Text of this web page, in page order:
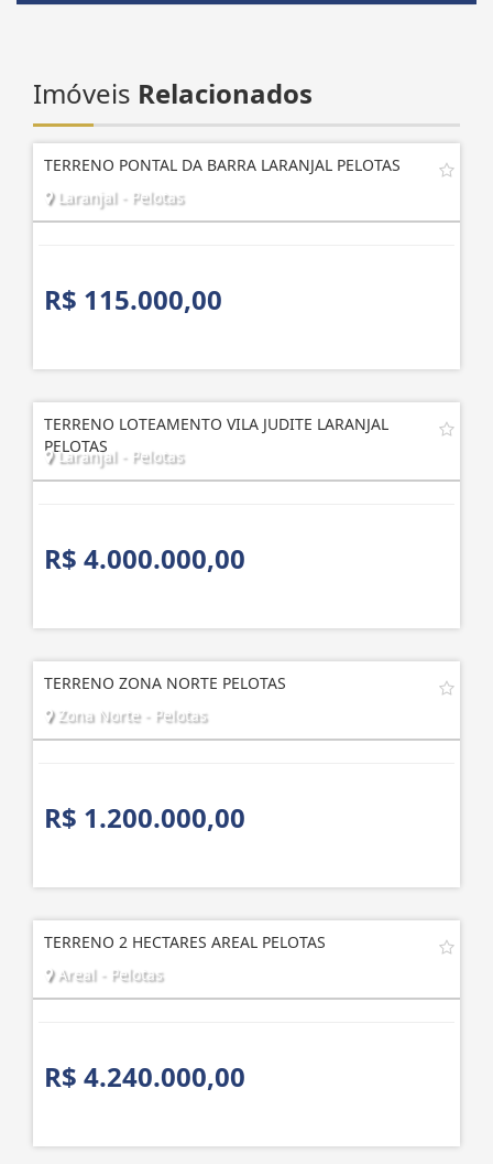
Imóveis Relacionados
TERRENO PONTAL DA BARRA LARANJAL PELOTAS
Laranjal - Pelotas
R$ 115.000,00
TERRENO LOTEAMENTO VILA JUDITE LARANJAL
PELOTAS
Laranjal - Pelotas
R$ 4.000.000,00
TERRENO ZONA NORTE PELOTAS
Zona Norte - Pelotas
R$ 1.200.000,00
TERRENO 2 HECTARES AREAL PELOTAS
Areal - Pelotas
R$ 4.240.000,00